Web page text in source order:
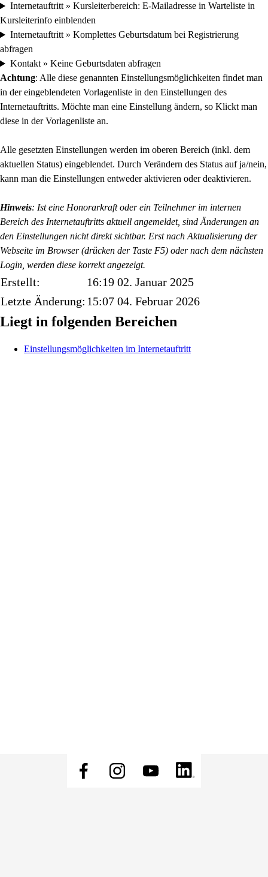
Internetauftritt » Kursleiterbereich: E-Mailadresse in Warteliste in
Kursleiterinfo einblenden
Internetauftritt » Komplettes Geburtsdatum bei Registrierung
abfragen
Kontakt » Keine Geburtsdaten abfragen
Achtung: Alle diese genannten Einstellungsmöglichkeiten findet man
in der eingeblendeten Vorlagenliste in den Einstellungen des
Internetauftritts. Möchte man eine Einstellung ändern, so Klickt man
diese in der Vorlagenliste an.
Alle gesetzten Einstellungen werden im oberen Bereich (inkl. dem
aktuellen Status) eingeblendet. Durch Verändern des Status auf ja/nein,
kann man die Einstellungen entweder aktivieren oder deaktivieren.
Hinweis: Ist eine Honorarkraft oder ein Teilnehmer im internen
Bereich des Internetauftritts aktuell angemeldet, sind Änderungen an
den Einstellungen nicht direkt sichtbar. Erst nach Aktualisierung der
Webseite im Browser (drücken der Taste F5) oder nach dem nächsten
Login, werden diese korrekt angezeigt.
Erstellt:
16:19 02. Januar 2025
Letzte Änderung: 15:07 04. Februar 2026
Liegt in folgenden Bereichen
Einstellungsmöglichkeiten im Internetauftritt